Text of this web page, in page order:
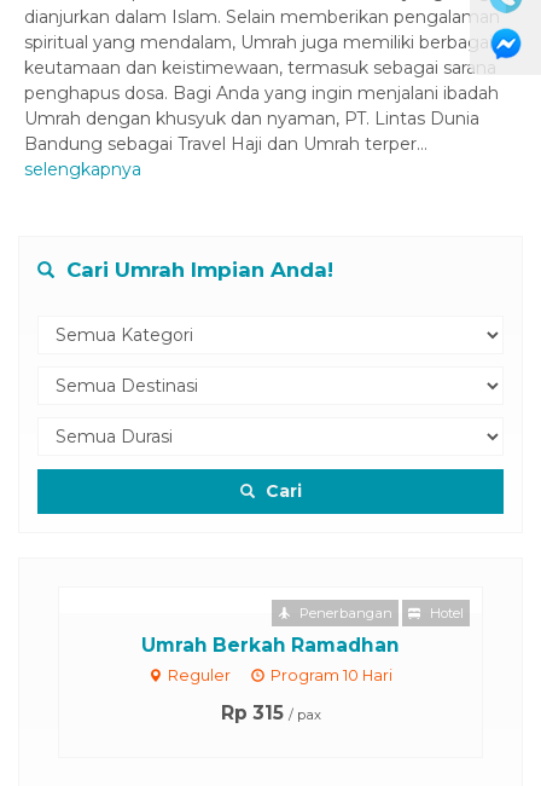
dianjurkan dalam Islam. Selain memberikan pengalaman
spiritual yang mendalam, Umrah juga memiliki berbagai
keutamaan dan keistimewaan, termasuk sebagai sarana
penghapus dosa. Bagi Anda yang ingin menjalani ibadah
Umrah dengan khusyuk dan nyaman, PT. Lintas Dunia
Bandung sebagai Travel Haji dan Umrah terper...
selengkapnya
Cari Umrah Impian Anda!
Cari
Umrah Berkah Ramadhan
Reguler Program 10 Hari
Rp 315 / pax
Penerbangan Hotel